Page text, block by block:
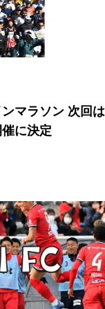
マラソン 次回は
に決定